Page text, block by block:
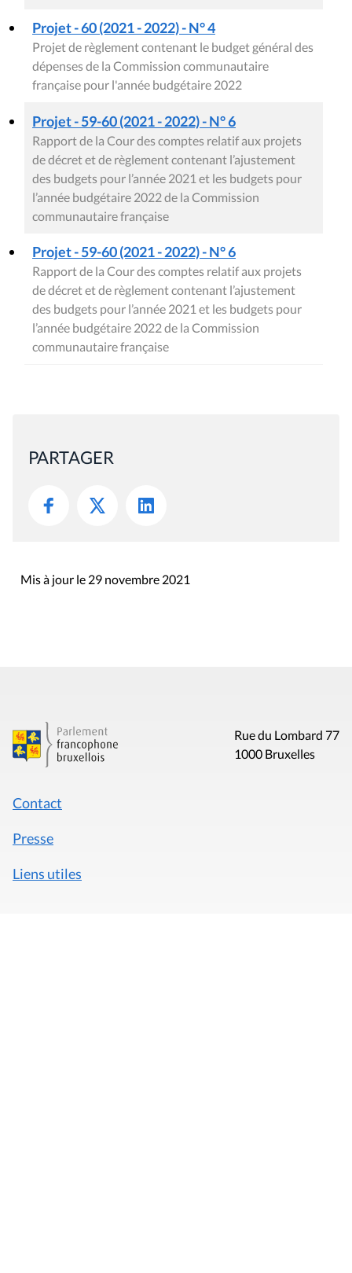
Projet - 60 (2021 - 2022) - N° 4
Projet de règlement contenant le budget général des
dépenses de la Commission communautaire
française pour l'année budgétaire 2022
Projet - 59-60 (2021 - 2022) - N° 6
Rapport de la Cour des comptes relatif aux projets
de décret et de règlement contenant l’ajustement
des budgets pour l’année 2021 et les budgets pour
l’année budgétaire 2022 de la Commission
communautaire française
Projet - 59-60 (2021 - 2022) - N° 6
Rapport de la Cour des comptes relatif aux projets
de décret et de règlement contenant l’ajustement
des budgets pour l’année 2021 et les budgets pour
l’année budgétaire 2022 de la Commission
communautaire française
PARTAGER
Mis à jour le 29 novembre 2021
Rue du Lombard 77
1000 Bruxelles
Contact
Presse
Liens utiles